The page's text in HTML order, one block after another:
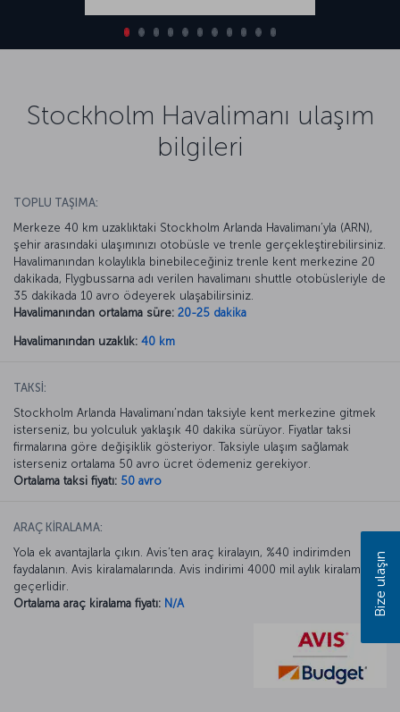
Stockholm Havalimanı ulaşım
bilgileri
TOPLU TAŞIMA:
Merkeze 40 km uzaklıktaki Stockholm Arlanda Havalimanı’yla (ARN),
şehir arasındaki ulaşımınızı otobüsle ve trenle gerçekleştirebilirsiniz.
Havalimanından kolaylıkla binebileceğiniz trenle kent merkezine 20
dakikada, Flygbussarna adı verilen havalimanı shuttle otobüsleriyle de
35 dakikada 10 avro ödeyerek ulaşabilirsiniz.
Havalimanından ortalama süre: 20-25 dakika
Havalimanından uzaklık: 40 km
TAKSİ:
Stockholm Arlanda Havalimanı’ndan taksiyle kent merkezine gitmek
isterseniz, bu yolculuk yaklaşık 40 dakika sürüyor. Fiyatlar taksi
firmalarına göre değişiklik gösteriyor. Taksiyle ulaşım sağlamak
isterseniz ortalama 50 avro ücret ödemeniz gerekiyor.
Ortalama taksi fiyatı: 50 avro
ARAÇ KİRALAMA:
Yola ek avantajlarla çıkın. Avis’ten araç kiralayın, %40 indirimden
faydalanın. Avis kiralamalarında. Avis indirimi 4000 mil aylık kiralamada
geçerlidir.
Ortalama araç kiralama fiyatı: N/A Bize ulaşın